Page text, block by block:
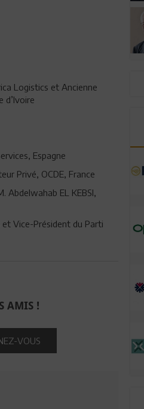
Logistics et Ancienne
d’Ivoire
Espagne
Privé, OCDE, France
Abdelwahab EL KEBSI,
et Vice-Président du Parti
AMIS !
VOUS